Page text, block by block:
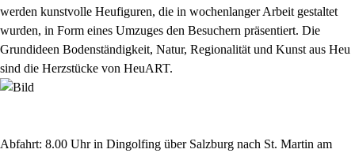
werden kunstvolle Heufiguren, die in wochenlanger Arbeit gestaltet
wurden, in Form eines Umzuges den Besuchern präsentiert. Die
Grundideen Bodenständigkeit, Natur, Regionalität und Kunst aus Heu
sind die Herzstücke von HeuART.
Abfahrt: 8.00 Uhr in Dingolfing über Salzburg nach St. Martin am